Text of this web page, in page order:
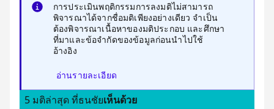
การประเมินพฤติกรรมการลงมติไม่สามารถ
พิจารณาได้จากชื่อมติเพียงอย่างเดียว จำเป็น
ต้องพิจารณาเนื้อหาของมติประกอบ และศึกษา
ที่มาและข้อจำกัดของข้อมูลก่อนนำไปใช้
อ้างอิง
อ่านรายละเอียด
5 มติล่าสุด ที่ธนชัยเห็นด้วย